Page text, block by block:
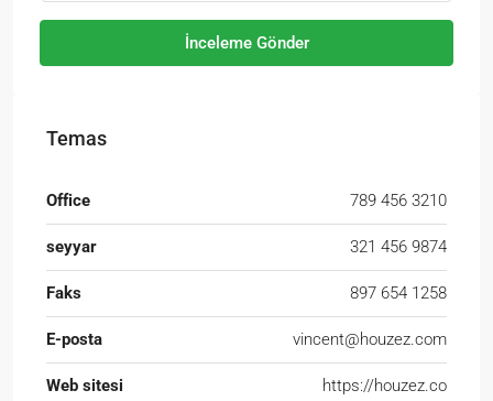
İnceleme Gönder
Temas
Office 789 456 3210
seyyar 321 456 9874
Faks 897 654 1258
E-posta vincent@houzez.com
Web sitesi https://houzez.co